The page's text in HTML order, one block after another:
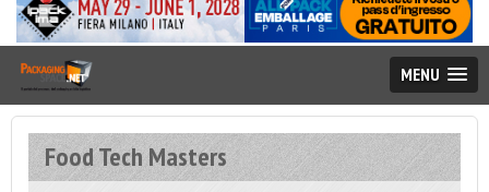
MENU
Food Tech Masters